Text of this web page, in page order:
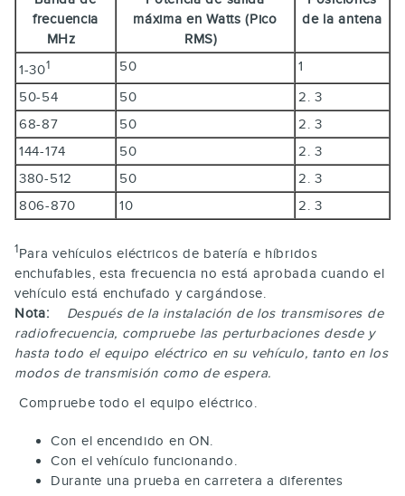
frecuencia
MHz
máxima en Watts (Pico
RMS)
de la antena
1-301 50
1
50-54
50
2. 3
68-87
50
2. 3
144-174
50
2. 3
380-512
50
2. 3
806-870
10 2. 3
1Para vehículos eléctricos de batería e híbridos
enchufables, esta frecuencia no está aprobada cuando el
vehículo está enchufado y cargándose.
Nota:
Después de la instalación de los transmisores de
radiofrecuencia, compruebe las perturbaciones desde y
hasta todo el equipo eléctrico en su vehículo, tanto en los
modos de transmisión como de espera.
Compruebe todo el equipo eléctrico.
Con el encendido en ON.
Con el vehículo funcionando.
Durante una prueba en carretera a diferentes